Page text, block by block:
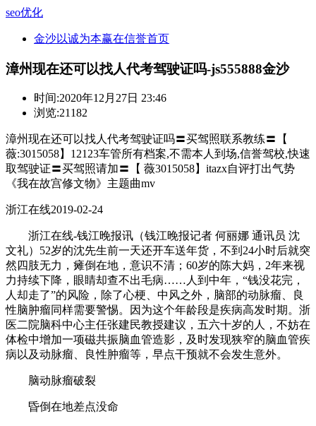
seo优化
金沙以诚为本赢在信誉首页
漳州现在还可以找人代考驾驶证吗-js555888金沙
时间:2020年12月27日 23:46
浏览:21182
漳州现在还可以找人代考驾驶证吗〓买驾照联系教练〓【
薇:3015058】12123车管所有档案,不需本人到场,信誉驾校,快速
取驾驶证〓买驾照请加〓【 薇3015058】itazx自评打出气势
《我在故宫修文物》主题曲mv
浙江在线2019-02-24
浙江在线-钱江晚报讯（钱江晚报记者 何丽娜 通讯员 沈
文礼）52岁的沈先生前一天还开车送年货，不到24小时后就突
然四肢无力，瘫倒在地，意识不清；60岁的陈大妈，2年来视
力持续下降，眼睛却查不出毛病……人到中年，“钱没花完，
人却走了”的风险，除了心梗、中风之外，脑部的动脉瘤、良
性脑肿瘤同样需要警惕。因为这个年龄段是疾病高发时期。浙
医二院脑科中心主任张建民教授建议，五六十岁的人，不妨在
体检中增加一项磁共振脑血管造影，及时发现狭窄的脑血管疾
病以及动脉瘤、良性肿瘤等，早点干预就不会发生意外。
脑动脉瘤破裂
昏倒在地差点没命